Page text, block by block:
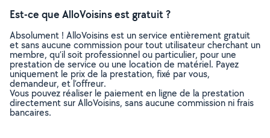
Est-ce que AlloVoisins est gratuit ?
Absolument ! AlloVoisins est un service entièrement gratuit
et sans aucune commission pour tout utilisateur cherchant un
membre, qu’il soit professionnel ou particulier, pour une
prestation de service ou une location de matériel. Payez
uniquement le prix de la prestation, fixé par vous,
demandeur, et l’offreur.
Vous pouvez réaliser le paiement en ligne de la prestation
directement sur AlloVoisins, sans aucune commission ni frais
bancaires.